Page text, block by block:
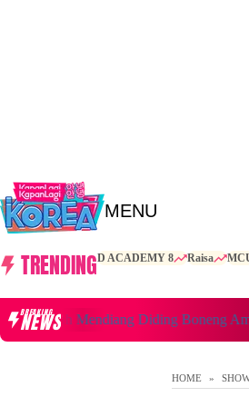
MENU
TRENDINGD ACADEMY 8 Raisa
BREAKING
NEWSMendiang Diding Boneng Ambruk
HOME